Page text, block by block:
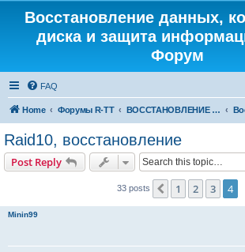
Восстановление данных,
диска и защита
Форум
FAQ
Home Форумы R-TT ВОССТАНОВЛЕНИЕ ДАННЫХ И УДАЛЕННЫХ ФАЙЛОВ
Raid10, восстановление
Post Reply
33 posts Previous
1 2 3 4
Minin99